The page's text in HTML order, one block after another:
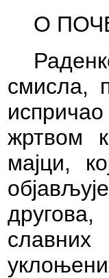
О
смисла,
жртвом
мајци,